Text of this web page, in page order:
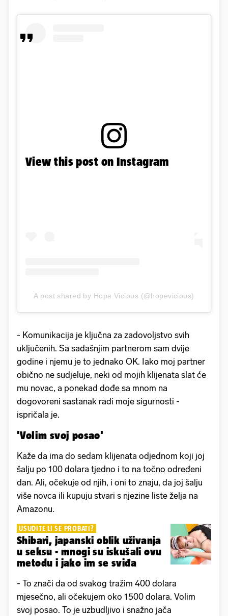
View this post on Instagram
A post shared by Hope Vicious (@hopevicious)
- Komunikacija je ključna za zadovoljstvo svih
uključenih. Sa sadašnjim partnerom sam dvije
godine i njemu je to jednako OK. Iako moj partner
obično ne sudjeluje, neki od mojih klijenata slat će
mu novac, a ponekad dođe sa mnom na
dogovoreni sastanak radi moje sigurnosti -
ispričala je.
'Volim svoj posao'
Kaže da ima do sedam klijenata odjednom koji joj
šalju po 100 dolara tjedno i to na točno određeni
dan. Ali, očekuje od njih, i oni to znaju, da joj šalju
više novca ili kupuju stvari s njezine liste želja na
Amazonu.
USUDITE LI SE PROBATI?
Shibari, japanski oblik uživanja
u seksu - mnogi su iskušali ovu
metodu i jako im se sviđa
- To znači da od svakog tražim 400 dolara
mjesečno, ali očekujem oko 1500 dolara. Volim
svoj posao. To je uzbudljivo i snažno jača